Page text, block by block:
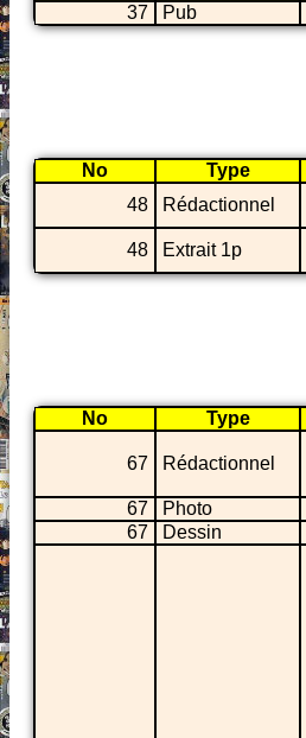
37
Pub
No Type
48
Rédactionnel
48
Extrait 1p
No Type
67 Rédactionnel
67
Photo
67
Dessin